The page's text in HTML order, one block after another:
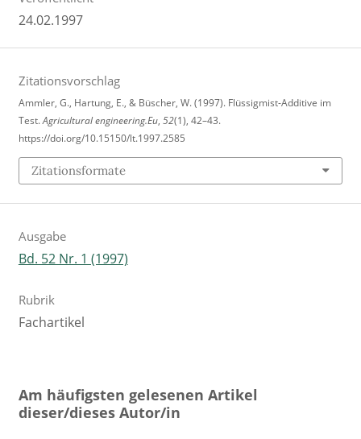
24.02.1997
Zitationsvorschlag
Ammler, G., Hartung, E., & Büscher, W. (1997). Flüssigmist-Additive im
Test.Agricultural engineering.Eu, 52(1), 42–43.
https://doi.org/10.15150/lt.1997.2585
Zitationsformate
Ausgabe
Bd. 52 Nr. 1 (1997)
Rubrik
Fachartikel
Am häufigsten gelesenen Artikel
dieser/dieses Autor/in